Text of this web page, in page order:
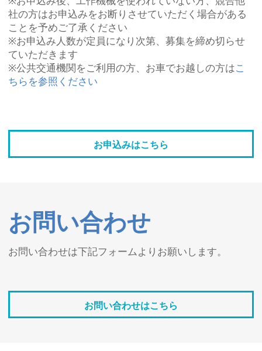
社の方はお申込みをお断りさせていただく場合がある
ことを予めご了承ください
※お申込み人数が定員になり次第、募集を締め切らせ
ていただきます
※公共交通機関をご利用の方、お車でお越しの方はこ
ちらを参照ください
お申込みはこちら
お問い合わせ
お問い合わせは下記フォームよりお願いします。
お問い合わせはこちら